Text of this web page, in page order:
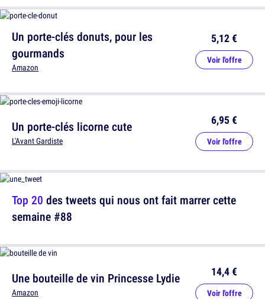
Un porte-clés licorne cute
L'Avant Gardiste
6,95 €
Voir l'offre
Une bouteille de vin Princesse Lydie
Amazon
14,4 €
Voir l'offre
Un porte-clés donuts, pour les
gourmands
Amazon
5,12 €
Voir l'offre
Top 20 des tweets qui nous ont fait marrer cette
semaine #88